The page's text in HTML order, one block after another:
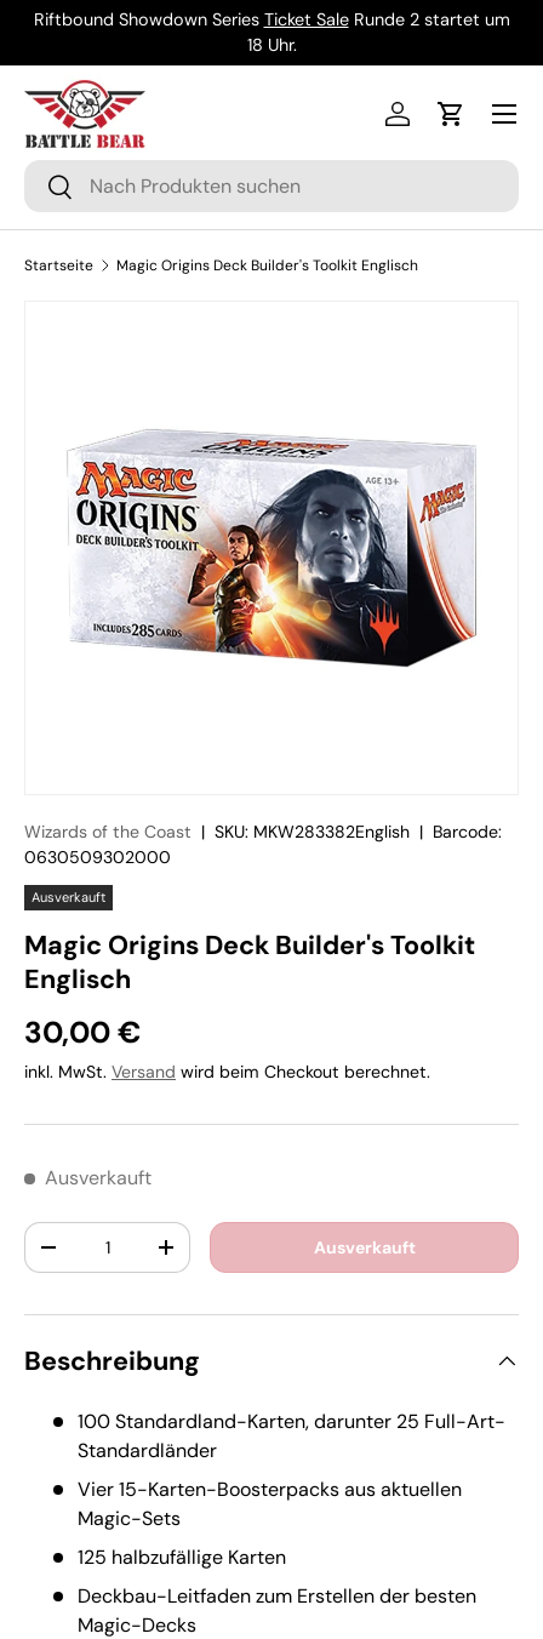
Riftbound Showdown Series Ticket SaleRunde 2 startet um
18 Uhr.
Suchen
Suchen
Einloggen
Menü
Startseite Magic Origins Deck Builder's Toolkit Englisch
Wizards of the Coast | SKU: MKW283382English | Barcode:
0630509302000
Ausverkauft
Magic Origins Deck Builder's Toolkit
Englisch
30,00 €
inkl. MwSt. Versand wird beim Checkout berechnet.
Ausverkauft
Anzahl
-
+ Ausverkauft
Beschreibung
100 Standardland-Karten, darunter 25 Full-Art-
Standardländer
Vier 15-Karten-Boosterpacks aus aktuellen
Magic-Sets
125 halbzufällige Karten
Deckbau-Leitfaden zum Erstellen der besten
Magic-Decks